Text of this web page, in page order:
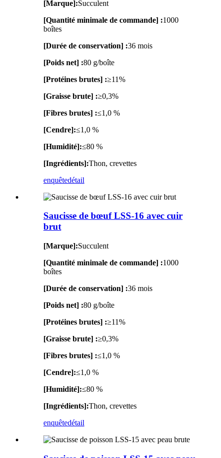
[Marque]:Succulent
[Quantité minimale de commande] :1000
boîtes
[Durée de conservation] :36 mois
[Poids net] :80 g/boîte
[Protéines brutes] :≥11%
[Graisse brute] :≥0,3%
[Fibres brutes] :≤1,0 %
[Cendre]:≤1,0 %
[Humidité]:≤80 %
[Ingrédients]:Thon, crevettes
enquêtedétail
Saucisse de bœuf LSS-16 avec cuir
brut
[Marque]:Succulent
[Quantité minimale de commande] :1000
boîtes
[Durée de conservation] :36 mois
[Poids net] :80 g/boîte
[Protéines brutes] :≥11%
[Graisse brute] :≥0,3%
[Fibres brutes] :≤1,0 %
[Cendre]:≤1,0 %
[Humidité]:≤80 %
[Ingrédients]:Thon, crevettes
enquêtedétail